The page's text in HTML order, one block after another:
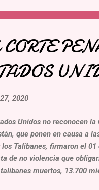
2020
Unidos no reconocen
que ponen en causa a
los Talibanes, firmaron el
de no violencia que
muertos, 13.700